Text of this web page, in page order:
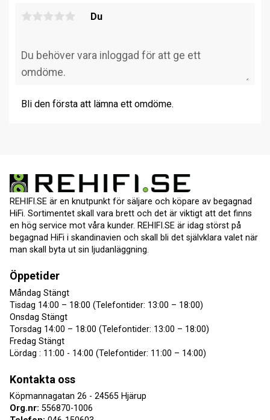
Du
Bli den första att lämna ett omdöme.
REHIFI.SE är en knutpunkt för säljare och köpare av begagnad
HiFi. Sortimentet skall vara brett och det är viktigt att det finns
en hög service mot våra kunder. REHIFI.SE är idag störst på
begagnad HiFi i skandinavien och skall bli det självklara valet när
man skall byta ut sin ljudanläggning.
Öppetider
Måndag Stängt
Tisdag 14:00 – 18:00 (Telefontider: 13:00 – 18:00)
Onsdag Stängt
Torsdag 14:00 – 18:00 (Telefontider: 13:00 – 18:00)
Fredag Stängt
Lördag : 11:00 - 14:00 (Telefontider: 11:00 – 14:00)
Kontakta oss
Köpmannagatan 26 - 24565 Hjärup
Org.nr: 556870-1006